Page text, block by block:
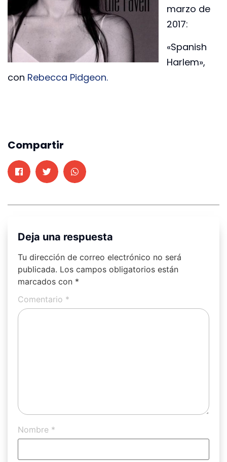
marzo de
2017:
«Spanish
Harlem»,
con Rebecca Pidgeon.
Compartir
Deja una respuesta
Tu dirección de correo electrónico no será
publicada. Los campos obligatorios están
marcados con *
Comentario *
Nombre *